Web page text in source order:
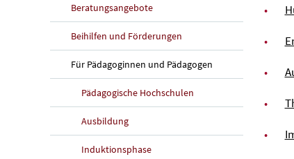
Beratungsangebote
Beihilfen und Förderungen
Für Pädagoginnen und Pädagogen
Pädagogische Hochschulen
Ausbildung
Induktionsphase